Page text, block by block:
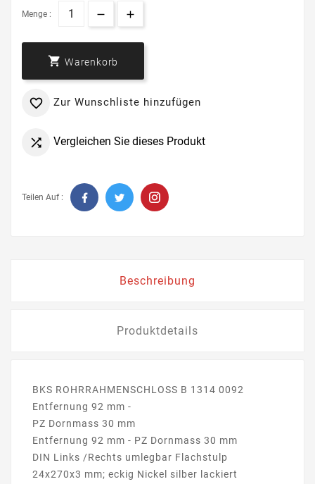
Menge :
 Warenkorb
 Zur Wunschliste hinzufügen
 Vergleichen Sie dieses Produkt
Teilen Auf :
Beschreibung
Produktdetails
BKS ROHRRAHMENSCHLOSS B 1314 0092
Entfernung 92 mm -
PZ Dornmass 30 mm
Entfernung 92 mm - PZ Dornmass 30 mm
DIN Links /Rechts umlegbar Flachstulp
24x270x3 mm; eckig Nickel silber lackiert